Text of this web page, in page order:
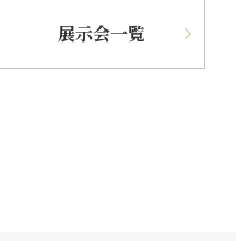
展示会一覧